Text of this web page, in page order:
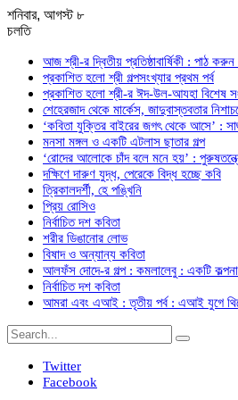
শনিবার, আগস্ট ৮
চলতি
আজ শ্রী-র দ্বিতীয় প্রতিষ্ঠাবার্ষিকী : পাঠ
প্রকাশিত হলো শ্রী গল্পসংখ্যার প্রথম পর্ব
প্রকাশিত হলো শ্রী-র ঈদ-উল-আযহা বিশেষ
শেহেরজাদ থেকে মার্কেস, জাদুবাস্তবতার
‘কবিতা যুক্তির বাইরের জগৎ থেকে আসে’ :
মনসা মঙ্গল ও একটি এটলাস ছাতার গল্প
‘রোদের আলোকে চাঁদ বলে মনে হয়’ :
দক্ষিণে দারুণ যুদ্ধ, পেরেকে বিদ্ধ হচ্ছে কবি
ত্রিকালদর্শী, হে পঙ্খিনি
প্রিয় রোসিও
নির্বাচিত দশ কবিতা
শরীর ডিঙানোর লোভ
বিষাদ ও অন্যান্য কবিতা
আলফঁস দোদে-র গল্প : কমলালেবু : একটি কল্পনা
নির্বাচিত দশ কবিতা
আমরা এবং এআই : তৃতীয় পর্ব : এআই যুগে
Twitter
Facebook